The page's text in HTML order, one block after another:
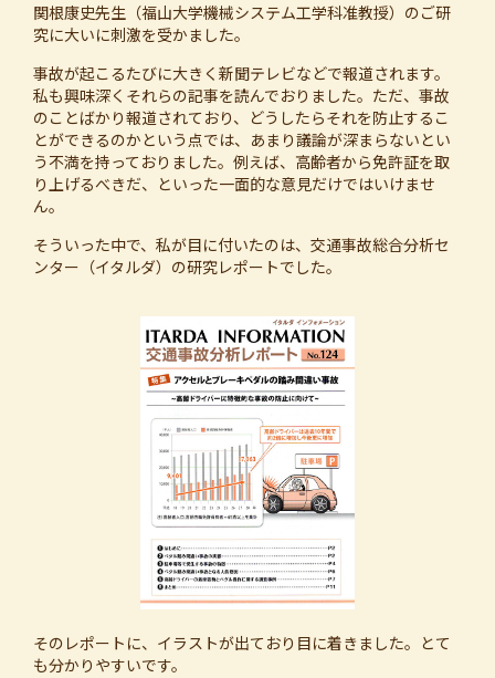
関根康史先生（福山大学機械システム工学科准教授）のご研
究に大いに刺激を受かました。
事故が起こるたびに大きく新聞テレビなどで報道されます。
私も興味深くそれらの記事を読んでおりました。ただ、事故
のことばかり報道されており、どうしたらそれを防止するこ
とができるのかという点では、あまり議論が深まらないとい
う不満を持っておりました。例えば、高齢者から免許証を取
り上げるべきだ、といった一面的な意見だけではいけませ
ん。
そういった中で、私が目に付いたのは、交通事故総合分析セ
ンター（イタルダ）の研究レポートでした。
そのレポートに、イラストが出ており目に着きました。とて
も分かりやすいです。